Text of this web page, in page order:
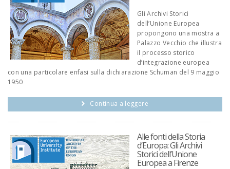
Gli Archivi Storici
dell’Unione Europea
propongono una mostra a
Palazzo Vecchio che illustra
il processo storico
d’integrazione europea
con una particolare enfasi sulla dichiarazione Schuman del 9 maggio
1950
Continua a leggere
Alle fonti della Storia
d’Europa: Gli Archivi
Storici dell’Unione
Europea a Firenze